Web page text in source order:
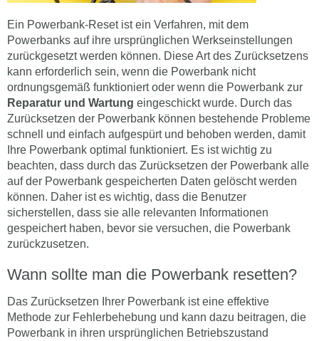
Ein Powerbank-Reset ist ein Verfahren, mit dem
Powerbanks auf ihre ursprünglichen Werkseinstellungen
zurückgesetzt werden können. Diese Art des Zurücksetzens
kann erforderlich sein, wenn die Powerbank nicht
ordnungsgemäß funktioniert oder wenn die Powerbank zur
Reparatur und Wartung eingeschickt wurde. Durch das
Zurücksetzen der Powerbank können bestehende Probleme
schnell und einfach aufgespürt und behoben werden, damit
Ihre Powerbank optimal funktioniert. Es ist wichtig zu
beachten, dass durch das Zurücksetzen der Powerbank alle
auf der Powerbank gespeicherten Daten gelöscht werden
können. Daher ist es wichtig, dass die Benutzer
sicherstellen, dass sie alle relevanten Informationen
gespeichert haben, bevor sie versuchen, die Powerbank
zurückzusetzen.
Wann sollte man die Powerbank resetten?
Das Zurücksetzen Ihrer Powerbank ist eine effektive
Methode zur Fehlerbehebung und kann dazu beitragen, die
Powerbank in ihren ursprünglichen Betriebszustand